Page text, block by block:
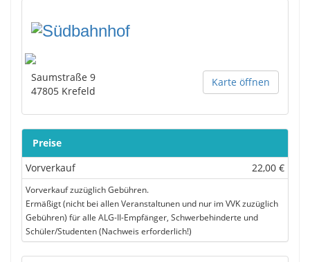
Karte öffnen
Saumstraße 9
47805 Krefeld
Preise
Vorverkauf
22,00 €
Vorverkauf zuzüglich Gebühren.
Ermäßigt (nicht bei allen Veranstaltunen und nur im VVK zuzüglich
Gebühren) für alle ALG-II-Empfänger, Schwerbehinderte und
Schüler/Studenten (Nachweis erforderlich!)